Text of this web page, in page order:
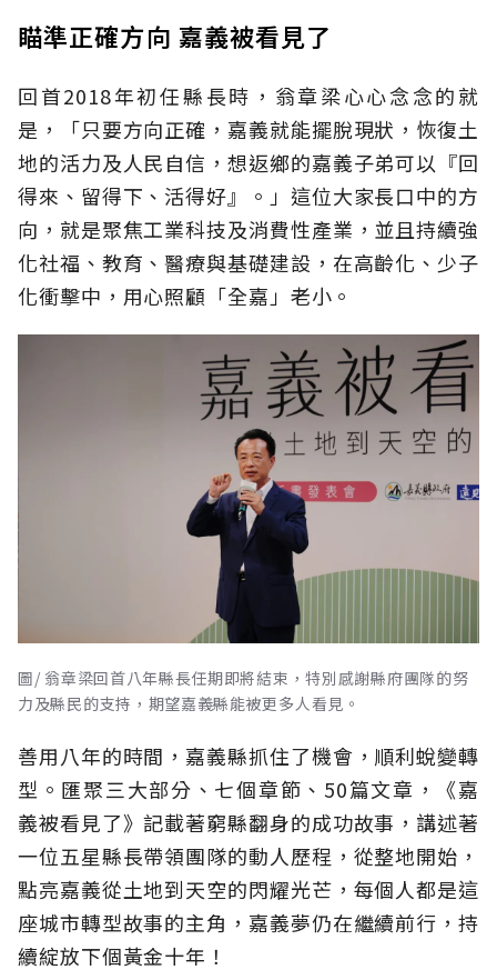
瞄準正確方向 嘉義被看見了
回首2018年初任縣長時，翁章梁心心念念的就
是，「只要方向正確，嘉義就能擺脫現狀，恢復土
地的活力及人民自信，想返鄉的嘉義子弟可以『回
得來、留得下、活得好』。」這位大家長口中的方
向，就是聚焦工業科技及消費性產業，並且持續強
化社福、教育、醫療與基礎建設，在高齡化、少子
化衝擊中，用心照顧「全嘉」老小。
圖/ 翁章梁回首八年縣長任期即將結束，特別感謝縣府團隊的努
力及縣民的支持，期望嘉義縣能被更多人看見。
善用八年的時間，嘉義縣抓住了機會，順利蛻變轉
型。匯聚三大部分、七個章節、50篇文章，《嘉
義被看見了》記載著窮縣翻身的成功故事，講述著
一位五星縣長帶領團隊的動人歷程，從整地開始，
點亮嘉義從土地到天空的閃耀光芒，每個人都是這
座城市轉型故事的主角，嘉義夢仍在繼續前行，持
續綻放下個黃金十年！